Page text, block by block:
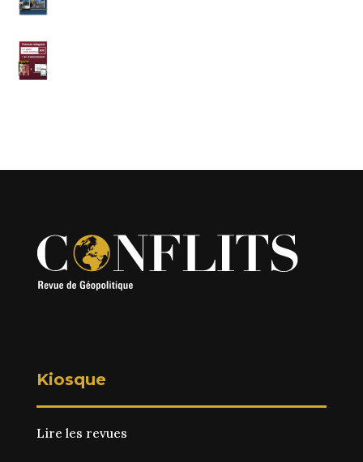
Kiosque
Lire les revues